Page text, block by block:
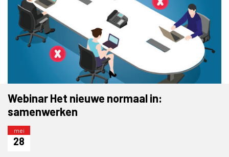
Webinar Het nieuwe normaal in:
samenwerken
mei
28